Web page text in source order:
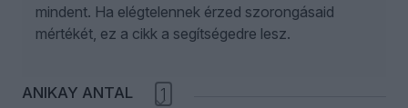
mindent. Ha elégtelennek érzed szorongásaid
mértékét, ez a cikk a segítségedre lesz.
ANIKAY ANTAL 1